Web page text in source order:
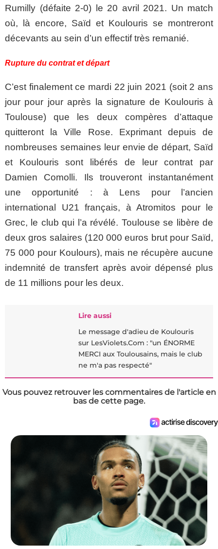
Rumilly (défaite 2-0) le 20 avril 2021. Un match
où, là encore, Saïd et Koulouris se montreront
décevants au sein d’un effectif très remanié.
Rupture du contrat et départ
C’est finalement ce mardi 22 juin 2021 (soit 2 ans
jour pour jour après la signature de Koulouris à
Toulouse) que les deux compères d’attaque
quitteront la Ville Rose. Exprimant depuis de
nombreuses semaines leur envie de départ, Saïd
et Koulouris sont libérés de leur contrat par
Damien Comolli. Ils trouveront instantanément
une opportunité : à Lens pour l’ancien
international U21 français, à Atromitos pour le
Grec, le club qui l’a révélé. Toulouse se libère de
deux gros salaires (120 000 euros brut pour Saïd,
75 000 pour Koulours), mais ne récupère aucune
indemnité de transfert après avoir dépensé plus
de 11 millions pour les deux.
Lire aussi
Le message d'adieu de Koulouris
sur LesViolets.Com : "un ÉNORME
MERCI aux Toulousains, mais le club
ne m'a pas respecté"
Vous pouvez retrouver les commentaires de l'article en
bas de cette page.